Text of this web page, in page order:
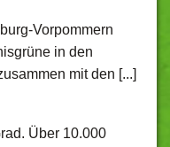
Vorpommern
in den
mit den [...]
Über 10.000